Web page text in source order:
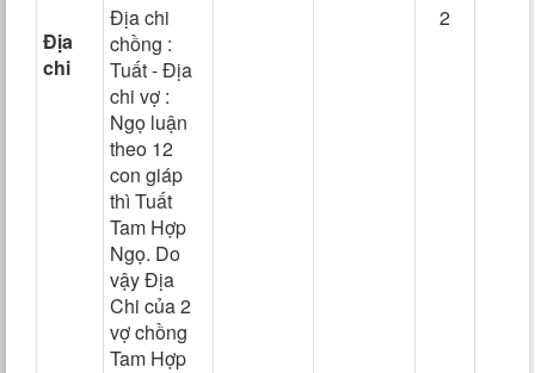
Địa
chi
Địa chi
chồng :
Tuất - Địa
chi vợ :
Ngọ luận
theo 12
con giáp
thì Tuất
Tam Hợp
Ngọ. Do
vậy Địa
Chi của 2
vợ chồng
Tam Hợp
2